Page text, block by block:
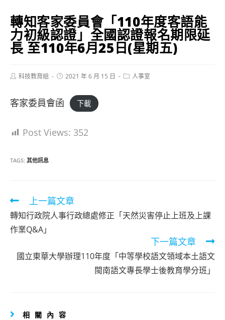
轉知客家委員會「110年度客語能
力初級認證」全國認證報名期限延
長 至110年6月25日(星期五)
Post科技教育組
Post2021 年 6 月 15 日
Post人事室
客家委員會函 下載
Post Views: 352
TAGS: 其他訊息
Read
more
articles
上一篇文章
轉知行政院人事行政總處修正「天然災害停止上班及上課
作業Q&A」
下一篇文章
國立東華大學辦理110年度「中等學校語文領域本土語文
閩南語文專長學士後教育學分班」
相關內容